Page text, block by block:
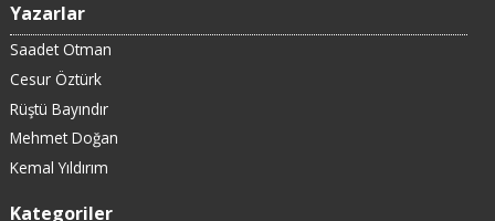
Yazarlar
Saadet Otman
Cesur Öztürk
Rüştü Bayındır
Mehmet Doğan
Kemal Yıldırım
Kategoriler